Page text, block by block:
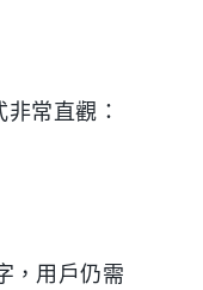
常直觀：
，用戶仍需